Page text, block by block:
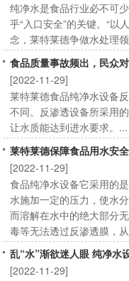
纯净水是食品行业必不可
乎“入口安全”的关键。“以
念，莱特莱德争做水处理
食品质量事故频出，民众
[2022-11-29]
莱特莱德食品纯净水设备
不同。反渗透设备所采用
让水质能达到进水要求。...
莱特莱德保障食品用水安
[2022-11-29]
食品纯净水设备它采用的
水施加一定的压力，使水
而溶解在水中的绝大部分
毒等无法透过反渗透膜，
乱“水”渐欲迷人眼 纯净水
[2022-11-29]